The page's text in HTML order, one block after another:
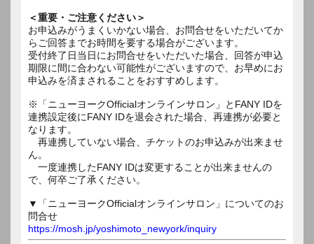
＜重要・ご注意ください＞
お申込みがうまくいかない場合、お問合せをいただいてか
らご回答までお時間を要する場合がございます。
受付終了日当日にお問合せをいただいた場合、回答が申込
期限に間に合わない可能性がございますので、お早めにお
申込みを済まされることをおすすめします。
※「ニューヨークOfficialオンラインサロン」とFANY IDを
連携設定後にFANY IDを退会された場合、再連携が必要と
なります。
再連携していない場合、チケットのお申込みが出来ませ
ん。
一度連携したFANY IDは変更することが出来ませんの
で、何卒ご了承ください。
▼「ニューヨークOfficialオンラインサロン」についてのお
問合せ
https://mosh.jp/yoshimoto_newyork/inquiry